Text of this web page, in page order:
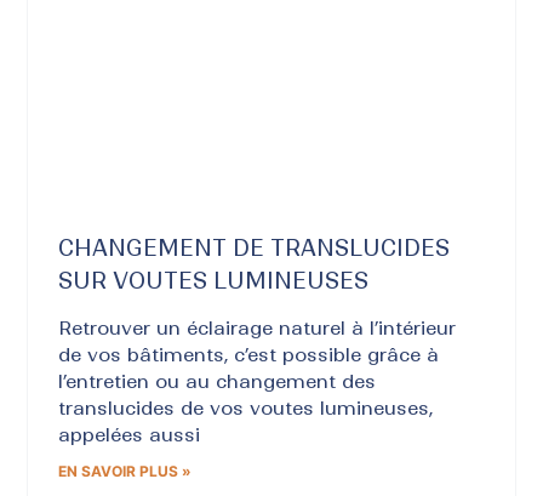
CHANGEMENT DE TRANSLUCIDES
SUR VOUTES LUMINEUSES
Retrouver un éclairage naturel à l’intérieur
de vos bâtiments, c’est possible grâce à
l’entretien ou au changement des
translucides de vos voutes lumineuses,
appelées aussi
EN SAVOIR PLUS »